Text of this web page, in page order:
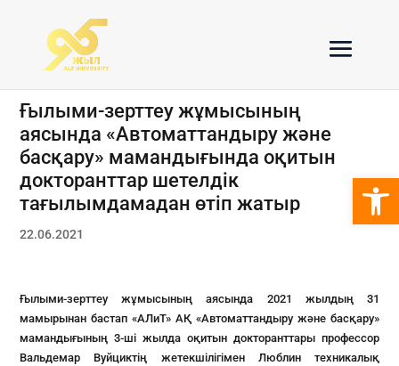
Ғылыми-зерттеу жұмысының
аясында «Автоматтандыру және
басқару» мамандығында оқитын
докторанттар шетелдік
тағылымдамадан өтіп жатыр
22.06.2021
Ғылыми-зерттеу жұмысының аясында 2021 жылдың 31
мамырынан бастап «АЛиТ» АҚ «Автоматтандыру және басқару»
мамандығының 3-ші жылда оқитын докторанттары профессор
Вальдемар Вуйциктің жетекшілігімен Люблин техникалық